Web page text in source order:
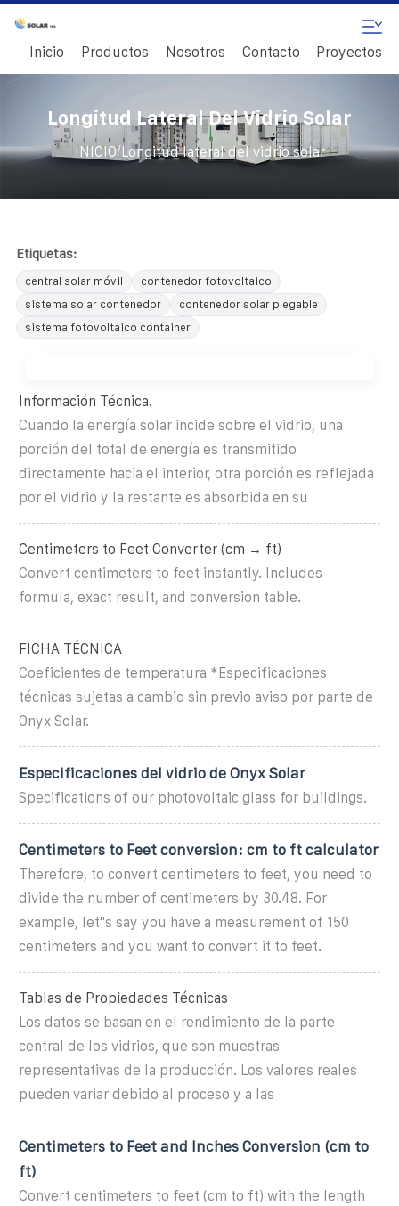
Inicio Productos Nosotros Contacto Proyectos
Longitud Lateral Del Vidrio Solar
INICIO/ Longitud lateral del vidrio solar
Etiquetas:
central solar móvil
contenedor fotovoltaico
sistema solar contenedor
contenedor solar plegable
sistema fotovoltaico container
Información Técnica.
Cuando la energía solar incide sobre el vidrio, una
porción del total de energía es transmitido
directamente hacia el interior, otra porción es reflejada
por el vidrio y la restante es absorbida en su
Centimeters to Feet Converter (cm → ft)
Convert centimeters to feet instantly. Includes
formula, exact result, and conversion table.
FICHA TÉCNICA
Coeficientes de temperatura *Especificaciones
técnicas sujetas a cambio sin previo aviso por parte de
Onyx Solar.
Especificaciones del vidrio de Onyx Solar
Specifications of our photovoltaic glass for buildings.
Centimeters to Feet conversion: cm to ft calculator
Therefore, to convert centimeters to feet, you need to
divide the number of centimeters by 30.48. For
example, let''s say you have a measurement of 150
centimeters and you want to convert it to feet.
Tablas de Propiedades Técnicas
Los datos se basan en el rendimiento de la parte
central de los vidrios, que son muestras
representativas de la producción. Los valores reales
pueden variar debido al proceso y a las
Centimeters to Feet and Inches Conversion (cm to
ft)
Convert centimeters to feet (cm to ft) with the length